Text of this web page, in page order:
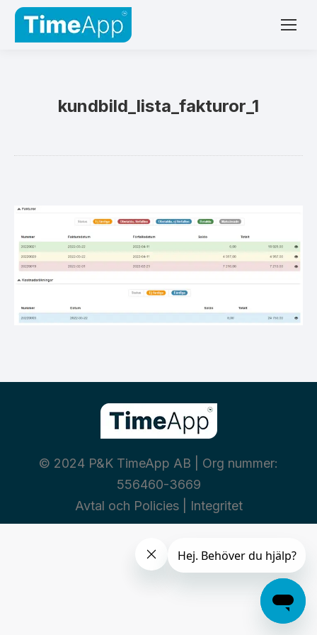
kundbild_lista_fakturor_1
© 2024 P&K TimeApp AB | Org nummer:
556460-3669
Avtal och Policies| Integritet